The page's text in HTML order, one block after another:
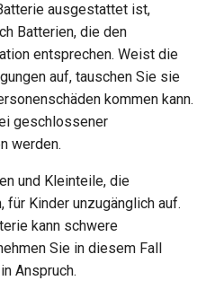
während des Firmware-
Neustarts
Wie behebt man einen
Subnetzkonflikt?
Warum erscheint eine
Warum ist meine VPN-
Geschwindigkeit
als erwartet?
Zugriff auf WAN erlauben,
wenn VPN-Client aktiviert
DNS des VPN-Clients zum
Upstream-DNS des
leiten
OpenVPN-Server-
aktualisieren
AdGuard Home DNS am
vorbeileiten
ausgestattet ist,
Batterien, die den
entsprechen. Weist die
auf, tauschen Sie sie
kommen kann.
geschlossener
werden.
und Kleinteile, die
Kinder unzugänglich auf.
kann schwere
Sie in diesem Fall
Anspruch.